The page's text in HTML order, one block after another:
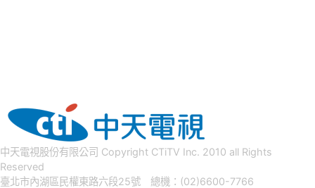
中天電視股份有限公司 Copyright CTiTV Inc. 2010 all Rights
Reserved
臺北市內湖區民權東路六段25號 總機：(02)6600-7766